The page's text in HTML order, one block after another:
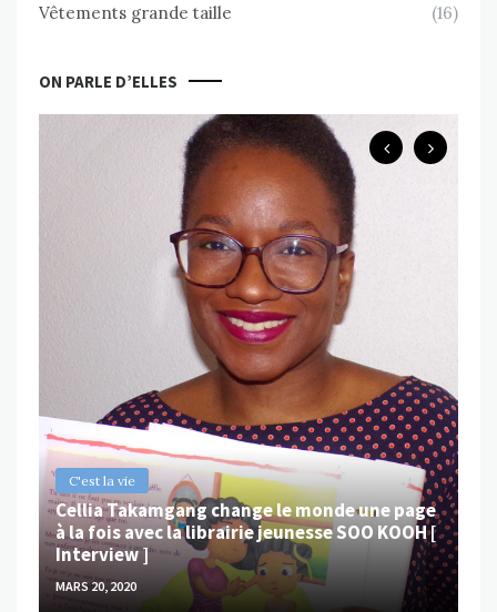
Vêtements grande taille
(16)
ON PARLE D’ELLES
C'est la vie
Cellia Takamgang change le monde une page
à la fois avec la librairie jeunesse SOO KOOH [
Interview ]
MARS 20, 2020